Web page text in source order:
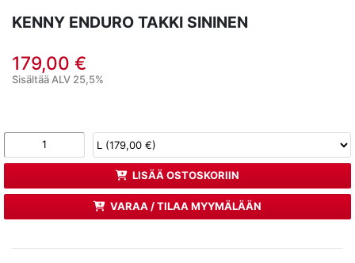
KENNY ENDURO TAKKI SININEN
179,00 €
Sisältää ALV 25,5%
LISÄÄ OSTOSKORIIN
VARAA / TILAA MYYMÄLÄÄN